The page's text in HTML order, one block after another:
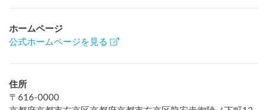
ホームページ
公式ホームページを見る
住所
〒 616-0000